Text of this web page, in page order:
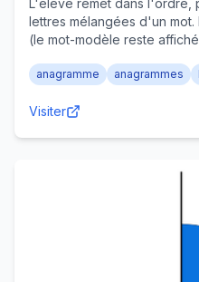
L'élève remet dans l'ordre,
lettres mélangées d'un
(le mot-modèle reste
mot par ligne, import/export
d'Europe ; l'ordre de
anagramme anagrammes
Visiter